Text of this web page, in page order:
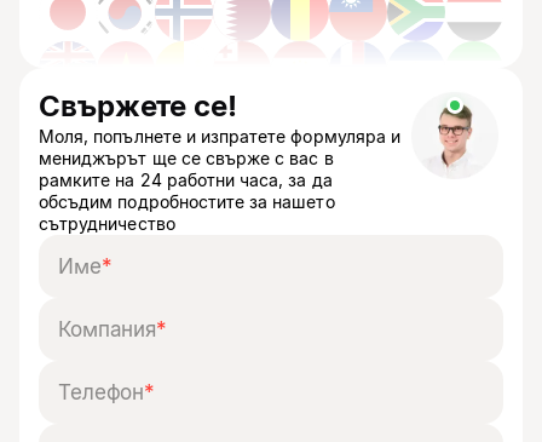
Свържете се!
Моля, попълнете и изпратете формуляра и
мениджърът ще се свърже с вас в
рамките на 24 работни часа, за да
обсъдим подробностите за нашето
сътрудничество
Име*
Компания*
Телефон*